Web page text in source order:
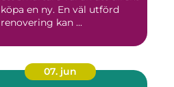
köpa en ny. En väl utförd
renovering kan ...
07. jun